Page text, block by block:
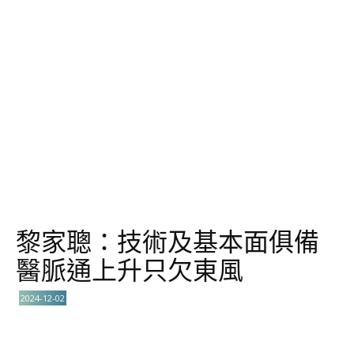
黎家聰：技術及基本面俱備
醫脈通上升只欠東風
2024-12-02